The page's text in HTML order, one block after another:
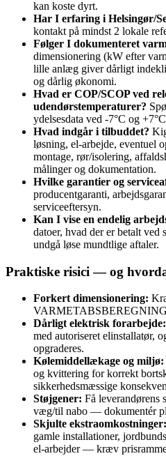
kan koste dyrt.
Har I erfaring i Helsingør/
kontakt på mindst 2 lokale
Følger I dokumenteret
dimensionering (kW efter
lille anlæg giver dårligt
og dårlig økonomi.
Hvad er COP/SCOP ved
udendørstemperaturer?
ydelsesdata ved -7°C og
Hvad indgår i tilbuddet?
løsning, el‑arbejde, eventuel
montage, rør/isolering,
målinger og dokumentation.
Hvilke garantier og
producentgaranti,
serviceeftersyn.
Kan I vise en endelig
datoer, hvad der er betalt
undgå løse mundtlige aftaler.
Praktiske risici — og
Forkert dimensionering:
Dårligt elektrisk forarbejde:
med autoriseret elinstallatør,
opgraderes.
Kølemiddellækage og miljø:
og kvittering for korrekt
sikkerhedsmæssige
Støjgener: Få leverandørens
væg/til nabo — dokumentér
Skjulte ekstraomkostninger:
gamle installationer,
el‑arbejder — kræv